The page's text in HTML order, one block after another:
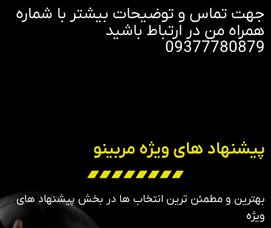
جهت تماس و توضیحات بیشتر با شماره
همراه من در ارتباط باشید
09377780879
پیشنهاد های ویژه مربینو
بهترین و مطمئن ترین انتخاب ها در بخش پیشنهاد های
ویژه